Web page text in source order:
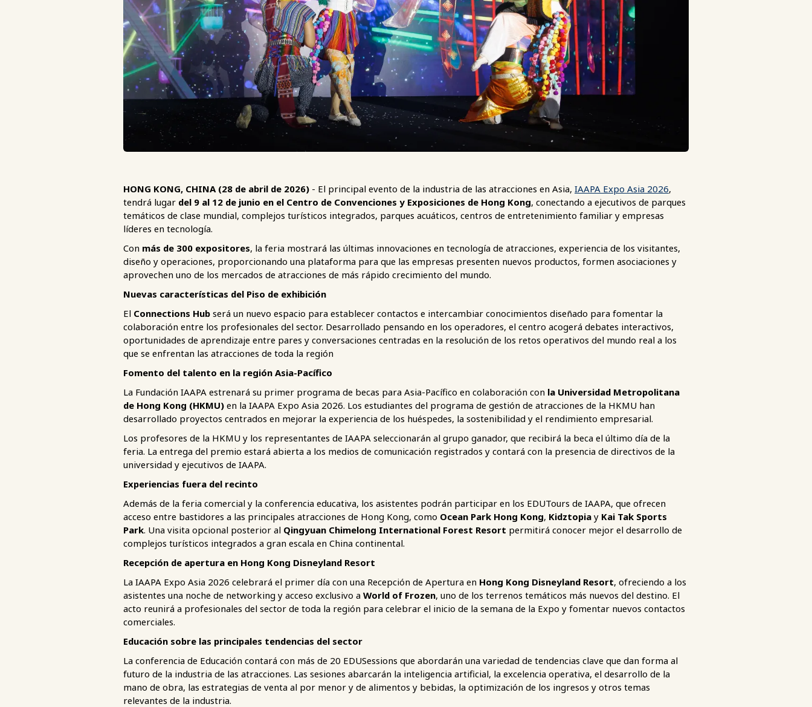
HONG KONG, CHINA (28 de abril de 2026) - El principal evento de la industria de las atracciones en Asia, IAAPA Expo Asia 2026,
tendrá lugar del 9 al 12 de junio en el Centro de Convenciones y Exposiciones de Hong Kong, conectando a ejecutivos de parques
temáticos de clase mundial, complejos turísticos integrados, parques acuáticos, centros de entretenimiento familiar y empresas
líderes en tecnología.
Con más de 300 expositores, la feria mostrará las últimas innovaciones en tecnología de atracciones, experiencia de los visitantes,
diseño y operaciones, proporcionando una plataforma para que las empresas presenten nuevos productos, formen asociaciones y
aprovechen uno de los mercados de atracciones de más rápido crecimiento del mundo.
Nuevas características del Piso de exhibición
El Connections Hub será un nuevo espacio para establecer contactos e intercambiar conocimientos diseñado para fomentar la
colaboración entre los profesionales del sector. Desarrollado pensando en los operadores, el centro acogerá debates interactivos,
oportunidades de aprendizaje entre pares y conversaciones centradas en la resolución de los retos operativos del mundo real a los
que se enfrentan las atracciones de toda la región
Fomento del talento en la región Asia-Pacífico
La Fundación IAAPA estrenará su primer programa de becas para Asia-Pacífico en colaboración con la Universidad Metropolitana
de Hong Kong (HKMU) en la IAAPA Expo Asia 2026. Los estudiantes del programa de gestión de atracciones de la HKMU han
desarrollado proyectos centrados en mejorar la experiencia de los huéspedes, la sostenibilidad y el rendimiento empresarial.
Los profesores de la HKMU y los representantes de IAAPA seleccionarán al grupo ganador, que recibirá la beca el último día de la
feria. La entrega del premio estará abierta a los medios de comunicación registrados y contará con la presencia de directivos de la
universidad y ejecutivos de IAAPA.
Experiencias fuera del recinto
Además de la feria comercial y la conferencia educativa, los asistentes podrán participar en los EDUTours de IAAPA, que ofrecen
acceso entre bastidores a las principales atracciones de Hong Kong, como Ocean Park Hong Kong, Kidztopia y Kai Tak Sports
Park. Una visita opcional posterior al Qingyuan Chimelong International Forest Resort permitirá conocer mejor el desarrollo de
complejos turísticos integrados a gran escala en China continental.
Recepción de apertura en Hong Kong Disneyland Resort
La IAAPA Expo Asia 2026 celebrará el primer día con una Recepción de Apertura en Hong Kong Disneyland Resort, ofreciendo a los
asistentes una noche de networking y acceso exclusivo a World of Frozen, uno de los terrenos temáticos más nuevos del destino. El
acto reunirá a profesionales del sector de toda la región para celebrar el inicio de la semana de la Expo y fomentar nuevos contactos
comerciales.
Educación sobre las principales tendencias del sector
La conferencia de Educación contará con más de 20 EDUSessions que abordarán una variedad de tendencias clave que dan forma al
futuro de la industria de las atracciones. Las sesiones abarcarán la inteligencia artificial, la excelencia operativa, el desarrollo de la
mano de obra, las estrategias de venta al por menor y de alimentos y bebidas, la optimización de los ingresos y otros temas
relevantes de la industria.